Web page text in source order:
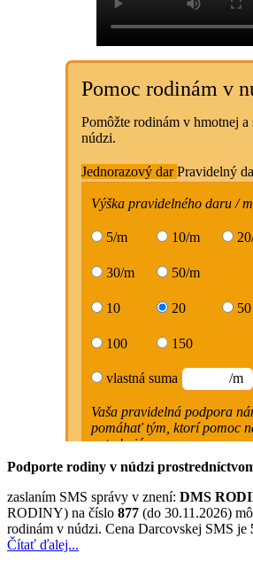
Podporte rodiny v núdzi
zaslaním SMS správy v znení: DMS
RODINY) na číslo 877 (do 30.11.2026)
rodinám v núdzi. Cena Darcovskej SMS je
Čítať ďalej...